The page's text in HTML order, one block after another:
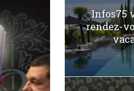
Infos75
rendez-